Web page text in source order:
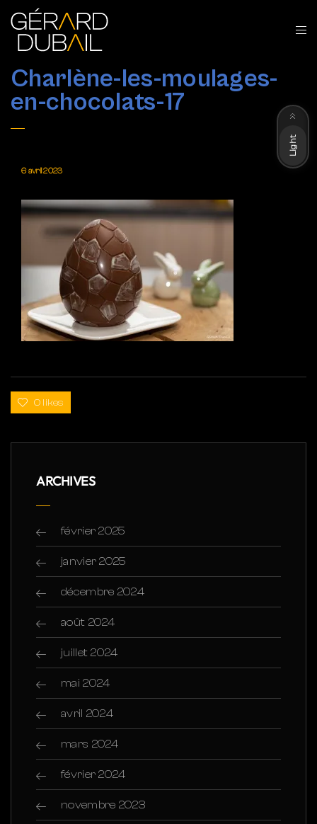
Charlène-les-moulages-
en-chocolats-17
6 avril 2023
0 likes
ARCHIVES
février 2025
janvier 2025
décembre 2024
août 2024
juillet 2024
mai 2024
avril 2024
mars 2024
février 2024
novembre 2023
Light
Dark